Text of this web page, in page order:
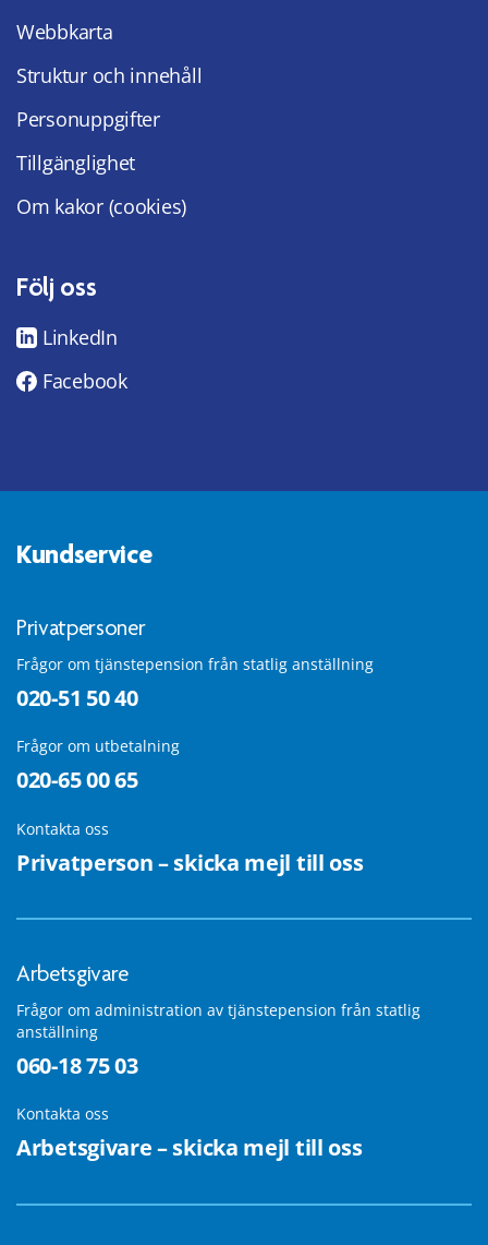
Webbkarta
Struktur och innehåll
Personuppgifter
Tillgänglighet
Om kakor (cookies)
Följ oss
LinkedIn
Facebook
Kundservice
Privatpersoner
Frågor om tjänstepension från statlig anställning
020-51 50 40
Frågor om utbetalning
020-65 00 65
Kontakta oss
Privatperson – skicka mejl till oss
Arbetsgivare
Frågor om administration av tjänstepension från statlig
anställning
060-18 75 03
Kontakta oss
Arbetsgivare – skicka mejl till oss